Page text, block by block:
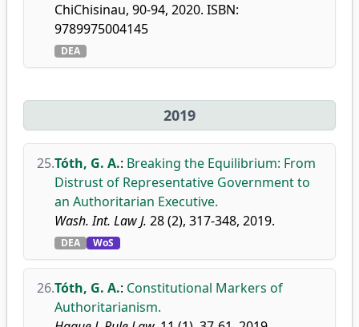
ChiChisinau, 90-94, 2020. ISBN:
9789975004145
DEA
2019
25.Tóth, G. A.: Breaking the Equilibrium: From
Distrust of Representative Government to
an Authoritarian Executive.
Wash. Int. Law J. 28 (2), 317-348, 2019.
DEA WoS
26.Tóth, G. A.: Constitutional Markers of
Authoritarianism.